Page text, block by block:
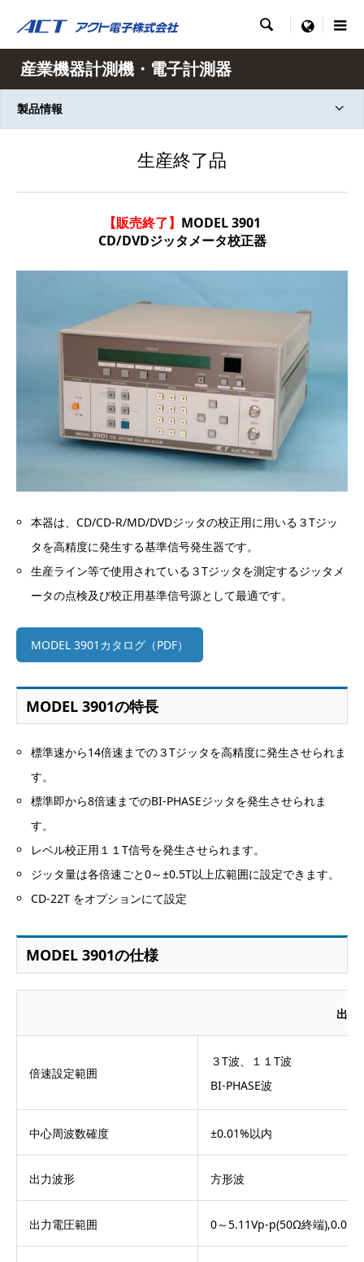
 menu
産業機器計測機・電子計測器
製品情報
生産終了品
【販売終了】 MODEL 3901
CD/DVDジッタメータ校正器
本器は、CD/CD-R/MD/DVDジッタの校正用に用いる３Tジッ
タを高精度に発生する基準信号発生器です。
生産ライン等で使用されている３Tジッタを測定するジッタメ
ータの点検及び校正用基準信号源として最適です。
MODEL 3901カタログ（PDF）
MODEL 3901の特長
標準速から14倍速までの３Tジッタを高精度に発生させられま
す。
標準即から8倍速までのBI-PHASEジッタを発生させられま
す。
レベル校正用１１T信号を発生させられます。
ジッタ量は各倍速ごと0～±0.5T以上広範囲に設定できます。
CD-22T をオプションにて設定
MODEL 3901の仕様
出力
倍速設定範囲
３T波、１１T波
BI-PHASE波
中心周波数確度 ±0.01%以内
出力波形 方形波
出力電圧範囲 0～5.11Vp-p(50Ω終端),0.01V